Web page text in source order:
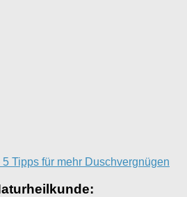
Tipps für mehr Duschvergnügen